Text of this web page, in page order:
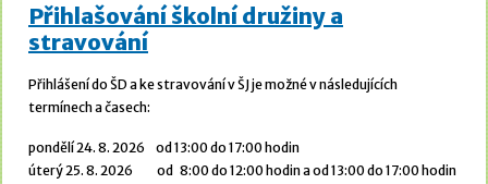
Přihlašování školní družiny a
stravování
Přihlášení do ŠD a ke stravování v ŠJ je možné v následujících
termínech a časech:
pondělí 24. 8. 2026 od 13:00 do 17:00 hodin
úterý 25. 8. 2026 od 8:00 do 12:00 hodin a od 13:00 do 17:00 hodin